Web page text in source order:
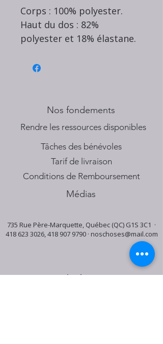
Corps : 100% polyester.
Haut du dos : 82%
polyester et 18% élastane.
Nos fondements
​Rendre les ressources disponibles
Tâches des bénévoles
Tarif de livraison
Conditions de Remboursement
Médias
735 Rue Père-Marquette, Québec (QC) G1S 3C1 ·
418 623 3026,418 907 9790· noschoses@mail.com
Horaire du centre: